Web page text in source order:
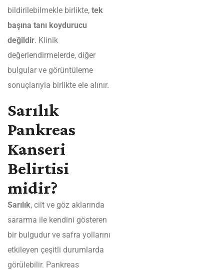
bildirilebilmekle birlikte, tek
başına tanı koydurucu
değildir. Klinik
değerlendirmelerde, diğer
bulgular ve görüntüleme
sonuçlarıyla birlikte ele alınır.
Sarılık
Pankreas
Kanseri
Belirtisi
midir?
Sarılık, cilt ve göz aklarında
sararma ile kendini gösteren
bir bulgudur ve safra yollarını
etkileyen çeşitli durumlarda
görülebilir. Pankreas